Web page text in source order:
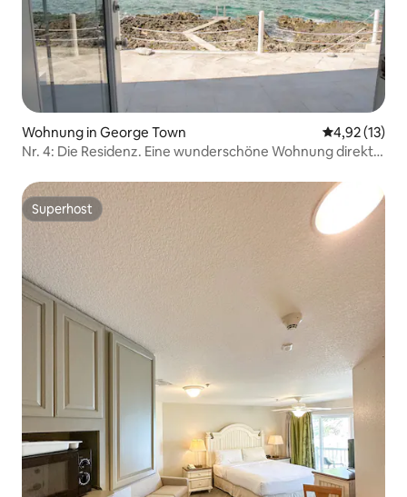
Wohnung in George Town
4,92 (13)
Nr. 4: Die Residenz. Eine wunderschöne Wohnung direkt
Superhost
Superhost